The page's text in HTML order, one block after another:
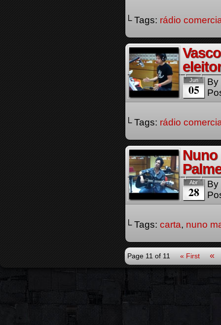
└ Tags: rádio
Jun
05
By
└ Tags: rádio
Nuno
Abr
28
By
└ Tags: carta, nuno
Page 11 of 11 « First «